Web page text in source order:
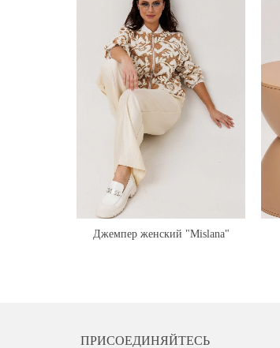
Джемпер женский "Mislana"
ПРИСОЕДИНЯЙТЕСЬ